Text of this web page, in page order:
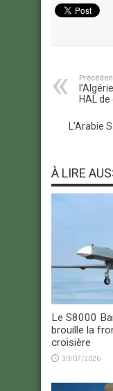
HAL
À LIRE
Le S8000
brouille la
croisière
30/07/2026